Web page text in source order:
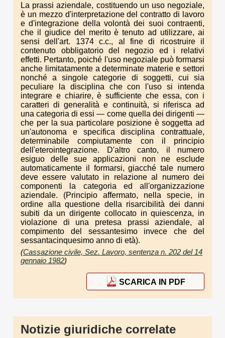
La prassi aziendale, costituendo un uso negoziale,
è un mezzo d'interpretazione del contratto di lavoro
e d'integrazione della volontà dei suoi contraenti,
che il giudice del merito è tenuto ad utilizzare, ai
sensi dell'art. 1374 c.c., al fine di ricostruire il
contenuto obbligatorio del negozio ed i relativi
effetti. Pertanto, poiché l'uso negoziale può formarsi
anche limitatamente a determinate materie e settori
nonché a singole categorie di soggetti, cui sia
peculiare la disciplina che con l'uso si intenda
integrare e chiarire, è sufficiente che essa, con i
caratteri di generalità e continuità, si riferisca ad
una categoria di essi — come quella dei dirigenti —
che per la sua particolare posizione è soggetta ad
un'autonoma e specifica disciplina contrattuale,
determinabile compiutamente con il principio
dell'eterointegrazione. D'altro canto, il numero
esiguo delle sue applicazioni non ne esclude
automaticamente il formarsi, giacché tale numero
deve essere valutato in relazione al numero dei
componenti la categoria ed all'organizzazione
aziendale. (Principio affermato, nella specie, in
ordine alla questione della risarcibilità dei danni
subiti da un dirigente collocato in quiescenza, in
violazione di una pretesa prassi aziendale, al
compimento del sessantesimo invece che del
sessantacinquesimo anno di età).
(Cassazione civile, Sez. Lavoro, sentenza n. 202 del 14
gennaio 1982)
SCARICA IN PDF
Notizie giuridiche correlate